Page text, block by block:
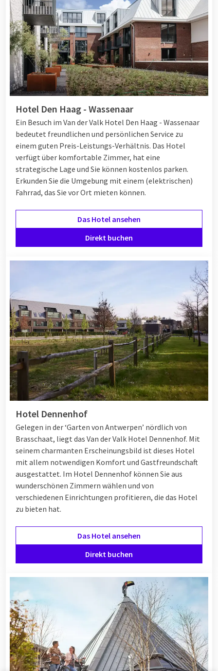
Hotel Den Haag - Wassenaar
Ein Besuch im Van der Valk Hotel Den Haag - Wassenaar
bedeutet freundlichen und persönlichen Service zu
einem guten Preis-Leistungs-Verhältnis. Das Hotel
verfügt über komfortable Zimmer, hat eine
strategische Lage und Sie können kostenlos parken.
Erkunden Sie die Umgebung mit einem (elektrischen)
Fahrrad, das Sie vor Ort mieten können.
Das Hotel ansehen
Direkt buchen
Hotel Dennenhof
Gelegen in der ‘Garten von Antwerpen’ nördlich von
Brasschaat, liegt das Van der Valk Hotel Dennenhof. Mit
seinem charmanten Erscheinungsbild ist dieses Hotel
mit allem notwendigen Komfort und Gastfreundschaft
ausgestattet. Im Hotel Dennenhof können Sie aus
wunderschönen Zimmern wählen und von
verschiedenen Einrichtungen profitieren, die das Hotel
zu bieten hat.
Das Hotel ansehen
Direkt buchen